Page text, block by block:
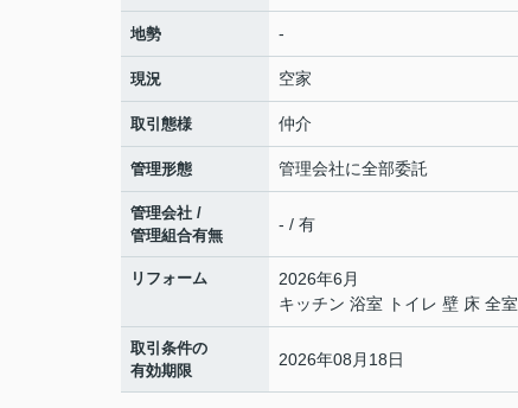
地勢 -
現況 空家
取引態様 仲介
管理形態 管理会社に全部委託
管理会社 /
管理組合有無
- / 有
リフォーム
2026年6月
キッチン 浴室 トイレ 壁 床 全室
取引条件の
有効期限
2026年08月18日